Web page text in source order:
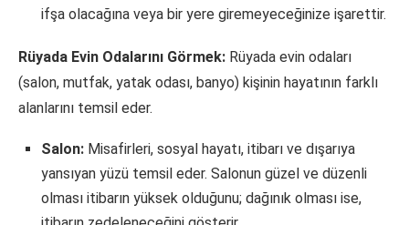
ifşa olacağına veya bir yere giremeyeceğinize işarettir.
Rüyada Evin Odalarını Görmek: Rüyada evin odaları
(salon, mutfak, yatak odası, banyo) kişinin hayatının farklı
alanlarını temsil eder.
Salon: Misafirleri, sosyal hayatı, itibarı ve dışarıya
yansıyan yüzü temsil eder. Salonun güzel ve düzenli
olması itibarın yüksek olduğunu; dağınık olması ise,